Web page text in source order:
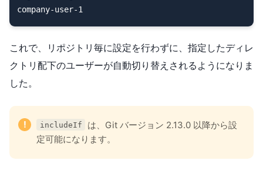
これで、リポジトリ毎に設定を行わずに、指定したディレ
クトリ配下のユーザーが自動切り替えされるようになりま
した。
! includeIf
は、Git バージョン 2.13.0 以降から設
定可能になります。